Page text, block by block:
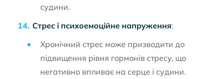
судини.
Стрес і психоемоційне напруження:
Хронічний стрес може призводити до
підвищення рівня гормонів стресу, що
негативно впливає на серце і судини.